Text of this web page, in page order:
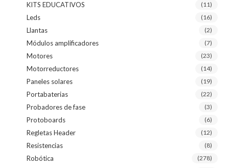
KITS EDUCATIVOS (11)
Leds (16)
Llantas (2)
Módulos amplificadores (7)
Motores (23)
Motorreductores (14)
Paneles solares (19)
Portabaterias (22)
Probadores de fase (3)
Protoboards (6)
Regletas Header (12)
Resistencias (8)
Robótica (278)